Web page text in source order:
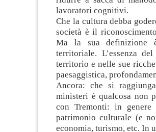
lavoratori cognitivi.
Che la cultura debba
società è il
Ma la sua definizione
territoriale. L’essenza
territorio e nelle sue
paesaggistica,
Ancora: che si
ministeri è qualcosa non
con Tremonti: in genere
patrimonio culturale (e
economia, turismo, etc. In